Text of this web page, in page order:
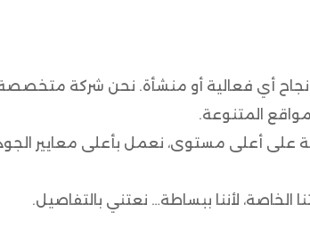
أي فعالية أو منشأة. نحن شركة متخصصة
المتنوعة.
على أعلى مستوى، نعمل بأعلى معايير
لأننا ببساطة… نعتني بالتفاصيل.